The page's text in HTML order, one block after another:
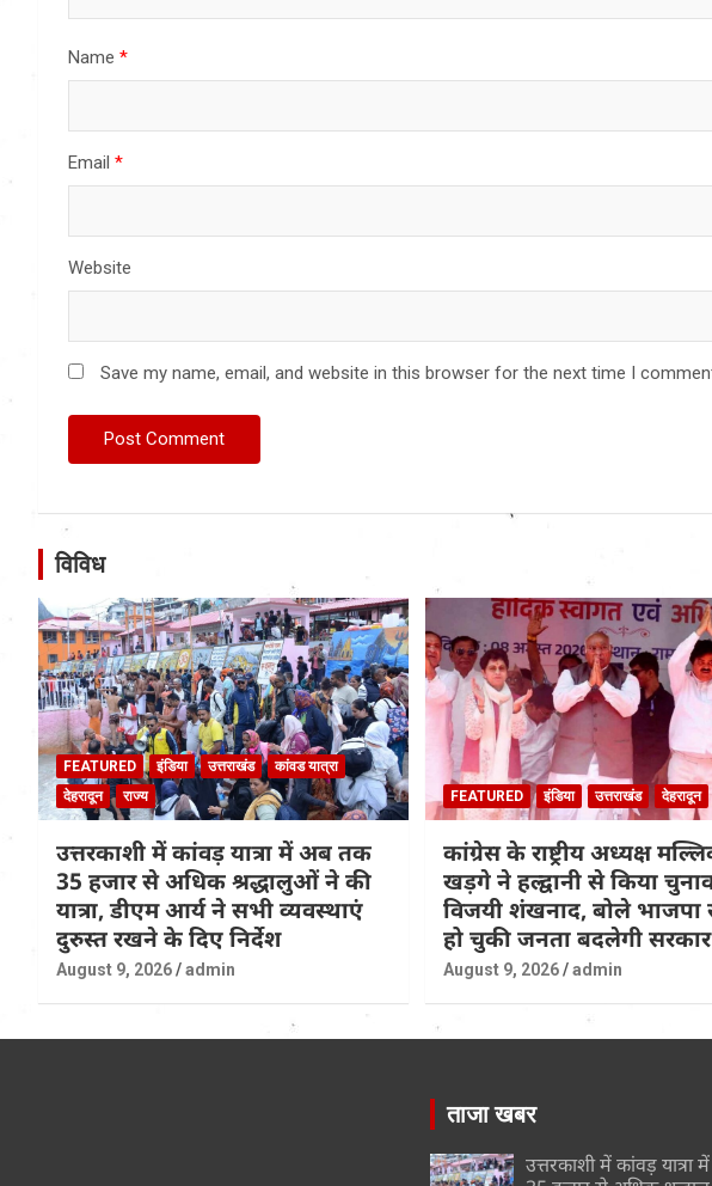
Name *
Email *
Website
Save my name, email, and website in this browser for the next time I
विविध
FEATURED इंडिया उत्तराखंड
कांवड यात्रा
देहरादून
राज्य
उत्तरकाशी में कांवड़ यात्रा में अब तक
35 हजार से अधिक श्रद्धालुओं ने की
यात्रा, डीएम आर्य ने सभी व्यवस्थाएं
दुरुस्त रखने के दिए निर्देश
August 9, 2026 admin
FEATURED इंडिया उत्तराखंड देहरादून
कांग्रेस के राष्ट्रीय अध्यक्ष
खड़गे ने हल्द्वानी से किया
विजयी शंखनाद, बोले भाजपा
हो चुकी जनता बदलेगी सरकार
August 9, 2026 admin
ताजा खबर
उत्तरकाशी में कांवड़